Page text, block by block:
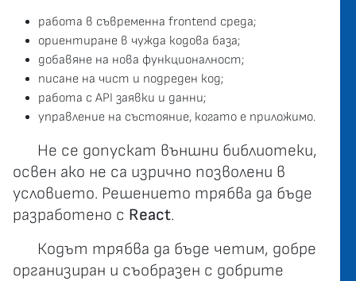
работа в съвременна frontend среда;
ориентиране в чужда кодова база;
добавяне на нова функционалност;
писане на чист и подреден код;
работа с API заявки и данни;
управление на състояние, когато е приложимо.
Не се допускат външни библиотеки,
освен ако не са изрично позволени в
условието. Решението трябва да бъде
разработено с React.
Кодът трябва да бъде четим, добре
организиран и съобразен с добрите